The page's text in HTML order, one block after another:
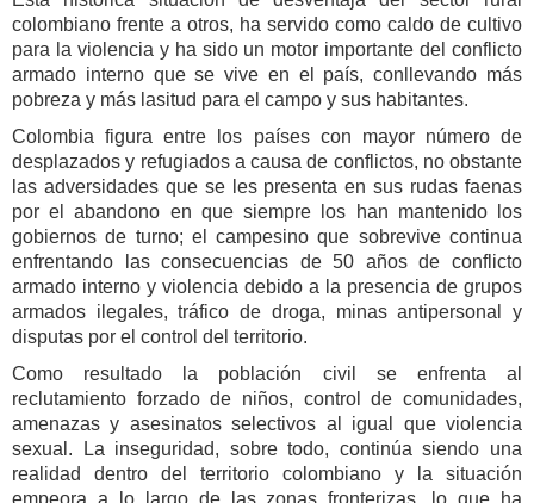
colombiano frente a otros, ha servido como caldo de cultivo
para la violencia y ha sido un motor importante del conflicto
armado interno que se vive en el país, conllevando más
pobreza y más lasitud para el campo y sus habitantes.
Colombiafigura entre los países con mayor número de
desplazados y refugiados a causa de conflictos, no obstante
las adversidades que se les presenta en sus rudas faenas
por el abandono en que siempre los han mantenido los
gobiernos de turno; el campesino que sobrevive continua
enfrentando las consecuencias de 50 años de conflicto
armado interno y violencia debido a la presencia de grupos
armados ilegales, tráfico de droga, minas antipersonal y
disputas por el control del territorio.
Como resultado la población civil se enfrenta al
reclutamiento forzado de niños, control de comunidades,
amenazas y asesinatos selectivos al igual que violencia
sexual. La inseguridad, sobre todo, continúa siendo una
realidad dentro del territorio colombiano y la situación
empeora a lo largo de las zonas fronterizas, lo que ha